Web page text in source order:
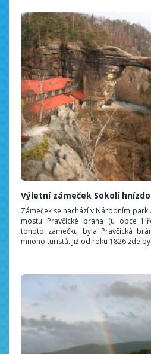
Výletní zámeček Sokolí hnízdo
Zámeček se nachází v Národním
mostu Pravčické brána (u obce
tohoto zámečku byla Pravčická
mnoho turistů. Již od roku 1826 zde